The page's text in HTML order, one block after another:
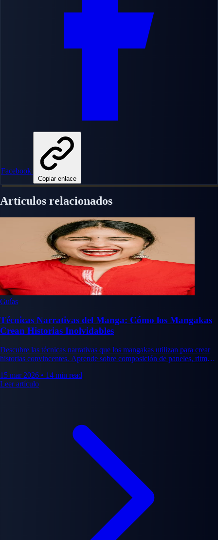
Facebook
Copiar enlace
Artículos relacionados
Guías
Técnicas Narrativas del Manga: Cómo los Mangakas
Crean Historias Inolvidables
Descubre las técnicas narrativas que los mangakas utilizan para crear
historias convincentes. Aprende sobre composición de paneles, ritmo,
15 mar 2026 • 14 min read
Leer artículo